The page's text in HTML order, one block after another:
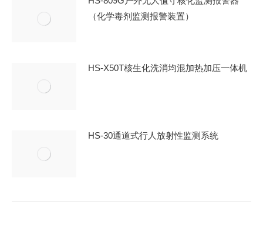
（化学毒剂监测报警装置）
HS-X50T核生化洗消均混加热加压一体机
HS-30通道式行人放射性监测系统